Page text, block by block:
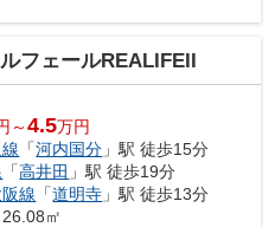
フェールREALIFEII
～4.5万円
「河内国分 」駅 徒歩15分
「高井田 」駅 徒歩19分
線 「道明寺 」駅 徒歩13分
㎡